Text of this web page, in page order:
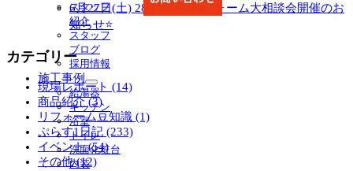
スタッフ
紹介
スタッフ
ブログ
採用情報
施工事例
サ
ブ
メ
ニ
ュ
ー
給湯器
キッチン
浴室
トイレ
洗面化粧台
内装
6月27日(土) 28日(日) リフォーム大相談会開催のお
知らせ⭐
カテゴリー
現場レポート (14)
商品紹介 (3)
リフォーム豆知識 (1)
ぷらす1日記 (233)
イベント (54)
その他 (12)